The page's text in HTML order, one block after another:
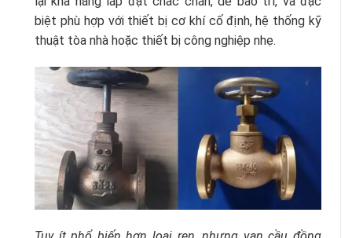
biệt phù hợp với thiết bị cơ khí cố định, hệ thống kỹ
thuật tòa nhà hoặc thiết bị công nghiệp nhẹ.